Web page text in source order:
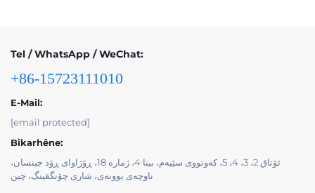
Tel / WhatsApp / WeChat:
+86-15723111010
E-Mail:
[email protected]
Bikarhêne:
ئۆتاق 2، 3، 4، 5، کەوتووی سێیەم، بینا 4، ژمارە 18، ڕۆژاوای ڕۆد جینسان،
ناوچەی یووبەی، شاری چۆنگقینگ، چین